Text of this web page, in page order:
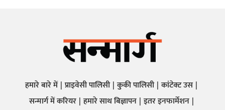
हमारे बारे में प्राइवेसी पालिसी कुकी पालिसी कांटेक्ट उस
सन्मार्ग में करियर हमारे साथ बिज्ञापन इतर इनफार्मेशन